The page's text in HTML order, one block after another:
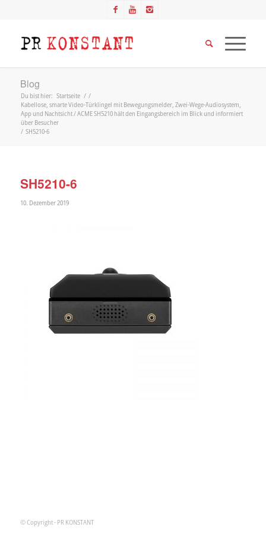
Blog
Du bist hier: Startseite / /
Kabellose, smarte Video-Türklingel mit Bewegungsmelder, Zwei-Wege-Audiosystem,
App und Nachtsicht / ACME SH5210 hält den Eingangsbereich im Blick und informiert
über Besucher
/ SH5210-6
SH5210-6
10. Dezember 2019
© Copyright - PR KONSTANT